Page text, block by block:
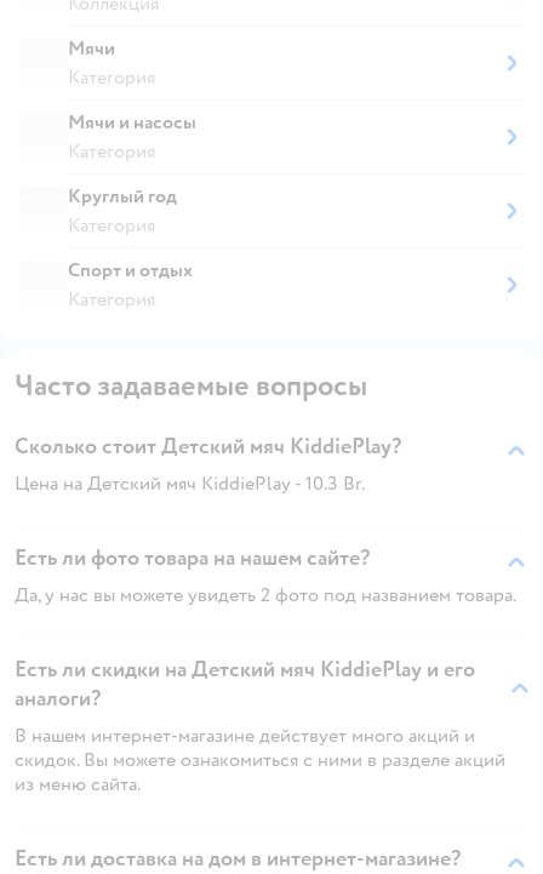
Мячи
Категория
Мячи и насосы
Категория
Круглый год
Категория
Спорт и отдых
Категория
Часто задаваемые вопросы
Сколько стоит Детский мяч KiddiePlay?
Цена на Детский мяч KiddiePlay - 10.3 Br.
Есть ли фото товара на нашем сайте?
Да, у нас вы можете увидеть 2 фото под названием товара.
Есть ли скидки на Детский мяч KiddiePlay и его
аналоги?
В нашем интернет-магазине действует много акций и
скидок. Вы можете ознакомиться с ними в разделе акций
из меню сайта.
Есть ли доставка на дом в интернет-магазине?